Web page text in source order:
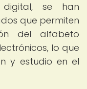
se han
que permiten
del alfabeto
lo que
y estudio en el